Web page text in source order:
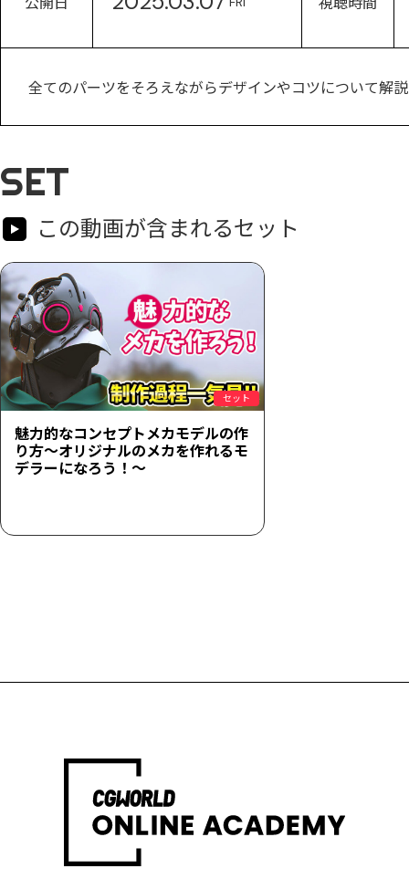
全てのパーツをそろえながらデザインやコツについて解説
SET
この動画が含まれるセット
セット
魅力的なコンセプトメカモデルの作
り方～オリジナルのメカを作れるモ
デラーになろう！～